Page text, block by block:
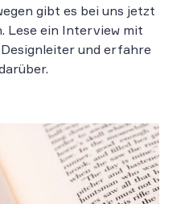
gibt es bei uns jetzt
Lese ein Interview mit
und erfahre